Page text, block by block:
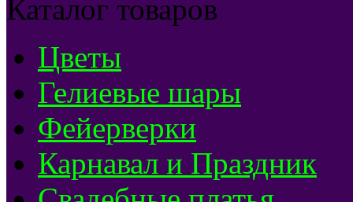
Каталог товаров
Цветы
Гелиевые шары
Фейерверки
Карнавал и Праздник